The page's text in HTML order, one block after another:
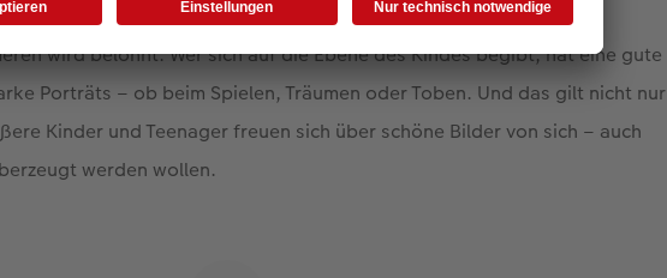
wird belohnt: Wer sich auf die Ebene des Kindes begibt, hat eine gute
Porträts – ob beim Spielen, Träumen oder Toben. Und das gilt nicht nur
Kinder und Teenager freuen sich über schöne Bilder von sich – auch
werden wollen.